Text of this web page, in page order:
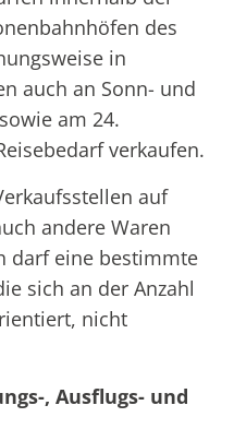
des
in
auch an Sonn- und
am 24.
verkaufen.
auf
andere Waren
darf eine bestimmte
sich an der Anzahl
nicht
, Ausflugs- und